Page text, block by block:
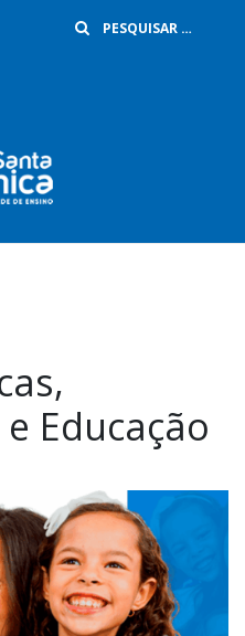
Educação